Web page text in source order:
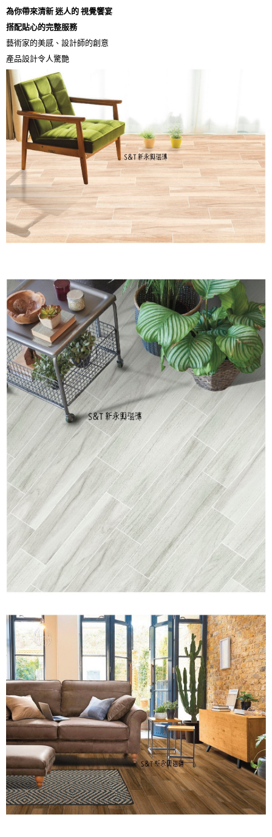
為你帶來清新 迷人的 視覺饗宴
搭配貼心的完整服務
藝術家的美感、設計師的創意
產品設計令人驚艷